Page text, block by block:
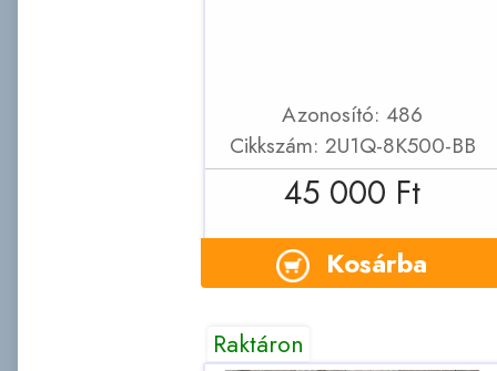
Azonosító: 486
Cikkszám: 2U1Q-8K500-BB
45 000 Ft
Kosárba
Raktáron